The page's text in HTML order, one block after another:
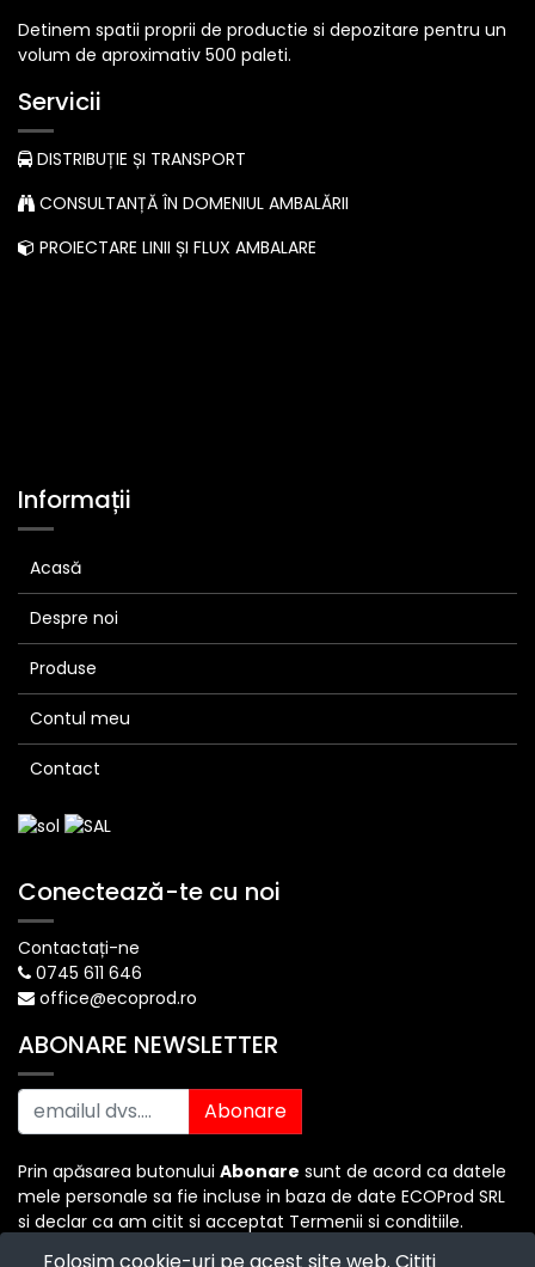
Detinem spatii proprii de productie si depozitare pentru un
volum de aproximativ 500 paleti.
Servicii
DISTRIBUȚIE ȘI TRANSPORT
CONSULTANȚĂ ÎN DOMENIUL AMBALĂRII
PROIECTARE LINII ȘI FLUX AMBALARE
Informații
Acasă
Despre noi
Produse
Contul meu
Contact
Conectează-te cu noi
Contactați-ne
0745 611 646
office@ecoprod.ro
ABONARE NEWSLETTER
Abonare
Prin apăsarea butonului Abonare sunt de acord ca datele
mele personale sa fie incluse in baza de date ECOProd SRL
si declar ca am citit si acceptat Termenii si conditiile.